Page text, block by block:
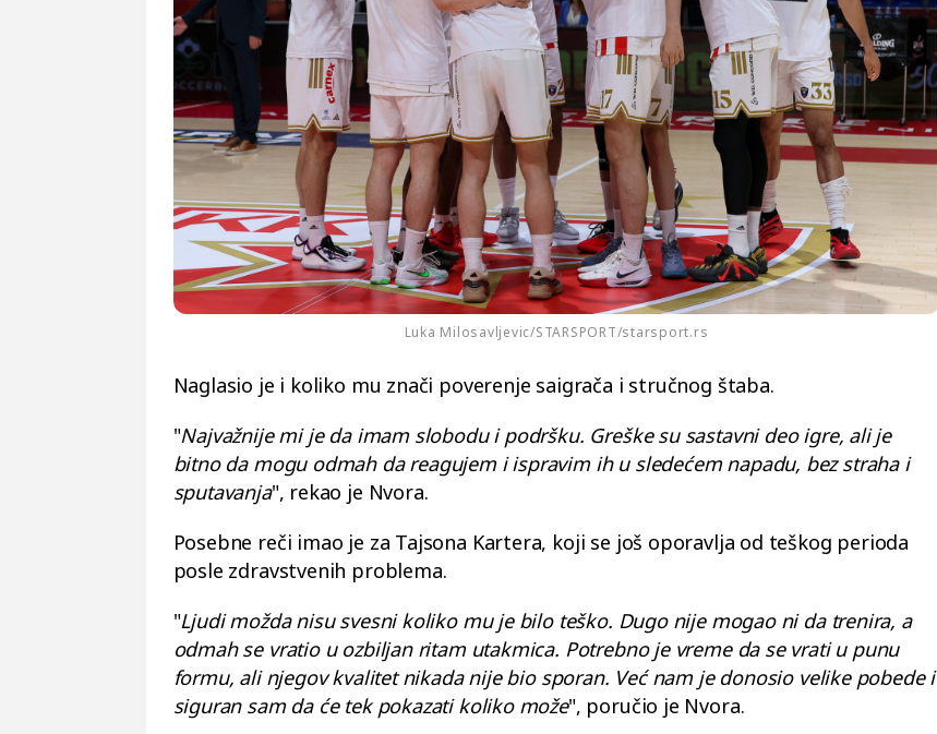
Luka Milosavljevic/STARSPORT/starsport.rs
Naglasio je i koliko mu znači poverenje saigrača i stručnog štaba.
"Najvažnije mi je da imam slobodu i podršku. Greške su sastavni deo igre, ali je
bitno da mogu odmah da reagujem i ispravim ih u sledećem napadu, bez straha i
sputavanja", rekao je Nvora.
Posebne reči imao je za Tajsona Kartera, koji se još oporavlja od teškog perioda
posle zdravstvenih problema.
"Ljudi možda nisu svesni koliko mu je bilo teško. Dugo nije mogao ni da trenira, a
odmah se vratio u ozbiljan ritam utakmica. Potrebno je vreme da se vrati u punu
formu, ali njegov kvalitet nikada nije bio sporan. Već nam je donosio velike pobede i
siguran sam da će tek pokazati koliko može", poručio je Nvora.